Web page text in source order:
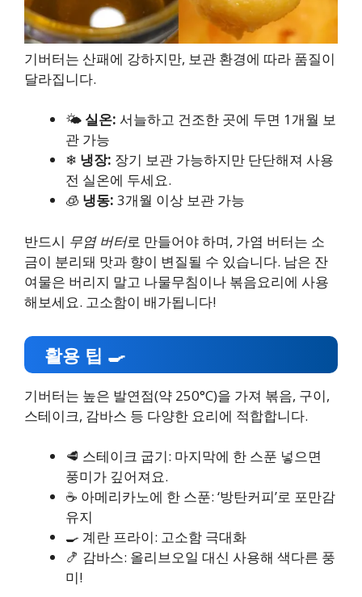
기버터는 산패에 강하지만, 보관 환경에 따라 품질이
달라집니다.
🌤 실온: 서늘하고 건조한 곳에 두면 1개월 보
관 가능
❄ 냉장: 장기 보관 가능하지만 단단해져 사용
전 실온에 두세요.
🧊 냉동: 3개월 이상 보관 가능
반드시 무염 버터로 만들어야 하며, 가염 버터는 소
금이 분리돼 맛과 향이 변질될 수 있습니다. 남은 잔
여물은 버리지 말고 나물무침이나 볶음요리에 사용
해보세요. 고소함이 배가됩니다!
활용 팁 🍳
기버터는 높은 발연점(약 250°C)을 가져 볶음, 구이,
스테이크, 감바스 등 다양한 요리에 적합합니다.
🥩 스테이크 굽기: 마지막에 한 스푼 넣으면
풍미가 깊어져요.
☕ 아메리카노에 한 스푼: ‘방탄커피’로 포만감
유지
🍳 계란 프라이: 고소함 극대화
🍤 감바스: 올리브오일 대신 사용해 색다른 풍
미!